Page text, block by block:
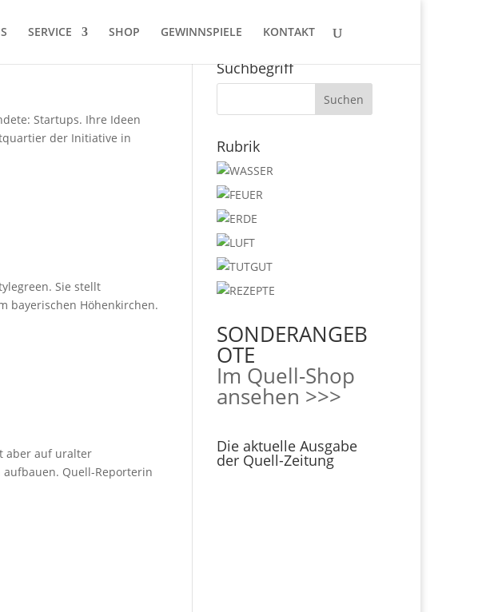
SERVICE SHOP GEWINNSPIELE KONTAKT
Startups. Ihre Ideen
der Initiative in
Sie stellt
bayerischen Höhenkirchen.
aber auf uralter
Quell-Reporterin
Suchbegriff
Rubrik
SONDERANGEB
OTE
Im Quell-Shop
ansehen >>>
Die aktuelle Ausgabe
der Quell-Zeitung